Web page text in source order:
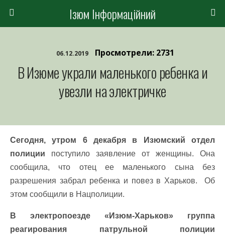
Ізюм Інформаційний
06.12.2019 Просмотрели: 2731
В Изюме украли маленького ребенка и
увезли на электричке
Сегодня, утром 6 декабря в Изюмский отдел
полиции поступило заявление от женщины. Она
сообщила, что отец ее маленького сына без
разрешения забрал ребенка и повез в Харьков. Об
этом сообщили в Нацполиции.
В электропоезде «Изюм-Харьков» группа
реагирования патрульной полиции